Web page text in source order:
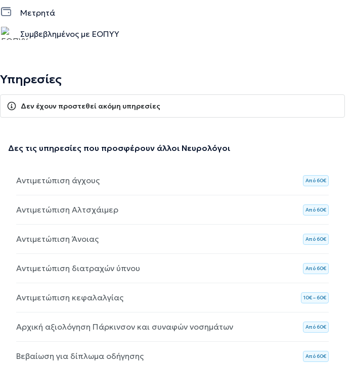
Μετρητά
Συμβεβλημένος με ΕΟΠΥΥ
Υπηρεσίες
Δεν έχουν προστεθεί ακόμη υπηρεσίες
Δες τις υπηρεσίες που προσφέρουν άλλοι Νευρολόγοι
Αντιμετώπιση άγχους Aπό 60€
Αντιμετώπιση Αλτσχάιμερ Aπό 60€
Αντιμετώπιση Άνοιας Aπό 60€
Αντιμετώπιση διατραχών ύπνου Aπό 60€
Αντιμετώπιση κεφαλαλγίας 10€ – 60€
Αρχική αξιολόγηση Πάρκινσον και συναφών νοσημάτων Aπό 60€
Βεβαίωση για δίπλωμα οδήγησης Aπό 60€